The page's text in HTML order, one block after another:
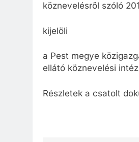
köznevelésről szóló
kijelöli
a Pest megye
ellátó köznevelési
Részletek a csatolt